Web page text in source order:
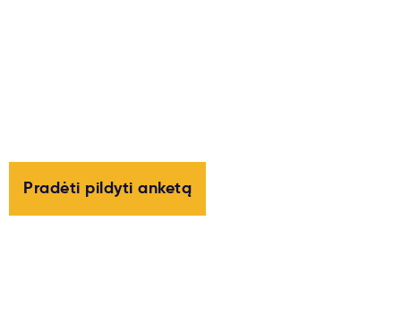
Pradėti pildyti anketą